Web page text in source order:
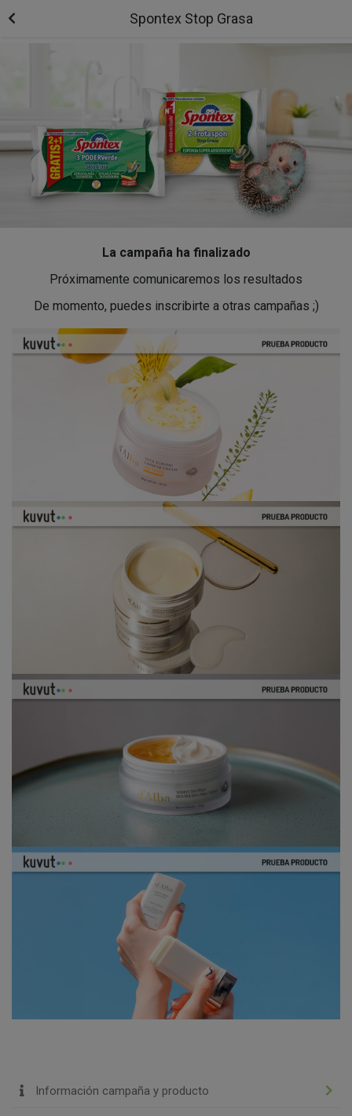
Spontex Stop Grasa
La campaña ha finalizado
Próximamente comunicaremos los resultados
De momento, puedes inscribirte a otras campañas ;)
Información campaña y producto